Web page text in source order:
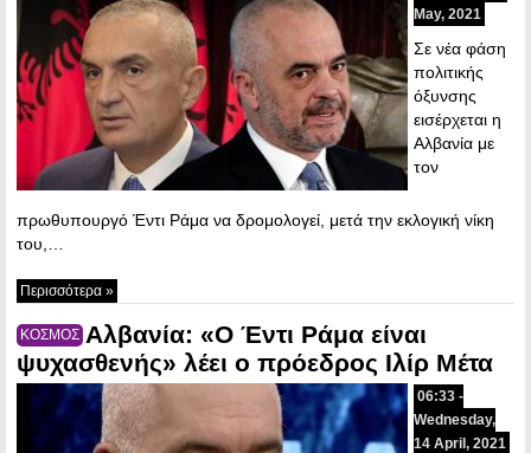
May, 2021
Σε νέα φάση
πολιτικής
όξυνσης
εισέρχεται η
Αλβανία με
τον
πρωθυπουργό Έντι Ράμα να δρομολογεί, μετά την εκλογική νίκη
του,…
Περισσότερα »
ΚΟΣΜΟΣ Αλβανία: «Ο Έντι Ράμα είναι
ψυχασθενής» λέει ο πρόεδρος Ιλίρ Μέτα
06:33 -
Wednesday,
14 April, 2021